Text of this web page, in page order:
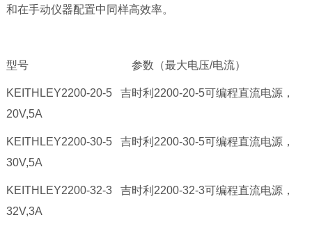
和在手动仪器配置中同样高效率。
型号 参数（最大电压/电流）
KEITHLEY2200-20-5
吉时利2200-20-5可编程直流电源，
20V,5A
KEITHLEY2200-30-5
吉时利2200-30-5可编程直流电源，
30V,5A
KEITHLEY2200-32-3
吉时利2200-32-3可编程直流电源，
32V,3A